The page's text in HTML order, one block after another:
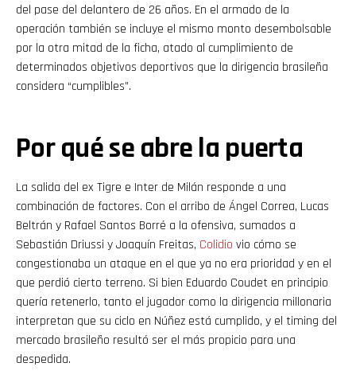
del pase del delantero de 26 años. En el armado de la
operación también se incluye el mismo monto desembolsable
por la otra mitad de la ficha, atado al cumplimiento de
determinados objetivos deportivos que la dirigencia brasileña
considera “cumplibles”.
Por qué se abre la puerta
La salida del ex Tigre e Inter de Milán responde a una
combinación de factores. Con el arribo de Ángel Correa, Lucas
Beltrán y Rafael Santos Borré a la ofensiva, sumados a
Sebastián Driussi y Joaquín Freitas, Colidio vio cómo se
congestionaba un ataque en el que ya no era prioridad y en el
que perdió cierto terreno. Si bien Eduardo Coudet en principio
quería retenerlo, tanto el jugador como la dirigencia millonaria
interpretan que su ciclo en Núñez está cumplido, y el timing del
mercado brasileño resultó ser el más propicio para una
despedida.